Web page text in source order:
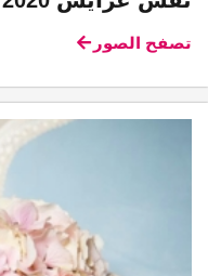
تصفح الصور